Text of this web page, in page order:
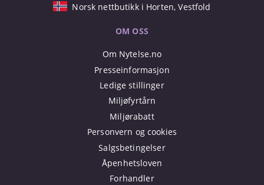
Norsk nettbutikk i Horten, Vestfold
OM OSS
Om Nytelse.no
Presseinformasjon
Ledige stillinger
Miljøfyrtårn
Miljørabatt
Personvern og cookies
Salgsbetingelser
Åpenhetsloven
Forhandler